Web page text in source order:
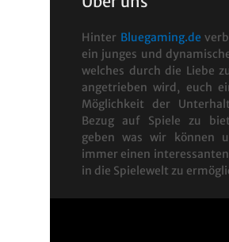
Hinter Bluegaming.de
ein junges und
welches durch die Liebe
angetrieben wird, euch
Möglichkeit der
Bezug auf Spiele zu
geben was wir können
immer einen
in die Spielewelt zu